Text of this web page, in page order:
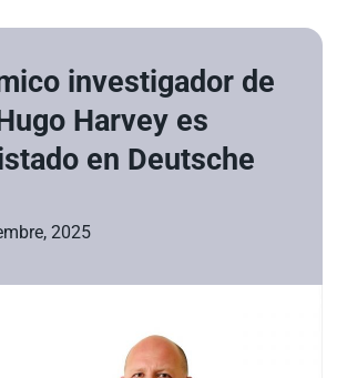
investigador de
Harvey es
en Deutsche
2025